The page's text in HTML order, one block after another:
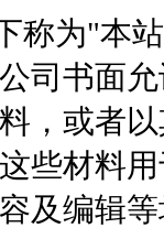
称为"本站
司书面
，或者
些材料
及编辑